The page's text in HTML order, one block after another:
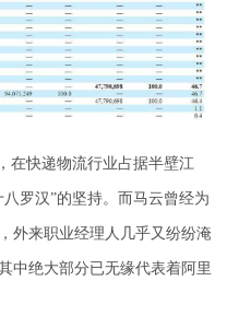
在快递物流行业占据半壁江
罗汉”的坚持。而马云曾经为
外来职业经理人几乎又纷纷淹
中绝大部分已无缘代表着阿里